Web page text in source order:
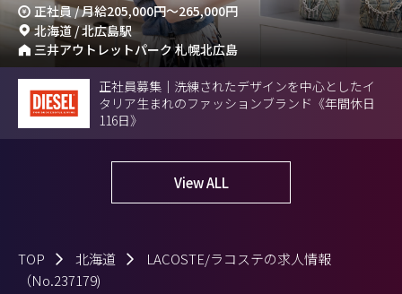
正社員 / 月給205,000円～265,000円
北海道 / 北広島駅
三井アウトレットパーク 札幌北広島
正社員募集｜洗練されたデザインを中心としたイ
タリア生まれのファッションブランド《年間休日
116日》
View ALL
TOP 北海道
LACOSTE/ラコステの求人情報
（No.237179)